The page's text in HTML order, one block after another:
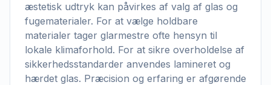
æstetisk udtryk kan påvirkes af valg af glas og
fugematerialer. For at vælge holdbare
materialer tager glarmestre ofte hensyn til
lokale klimaforhold. For at sikre overholdelse af
sikkerhedsstandarder anvendes lamineret og
hærdet glas. Præcision og erfaring er afgørende